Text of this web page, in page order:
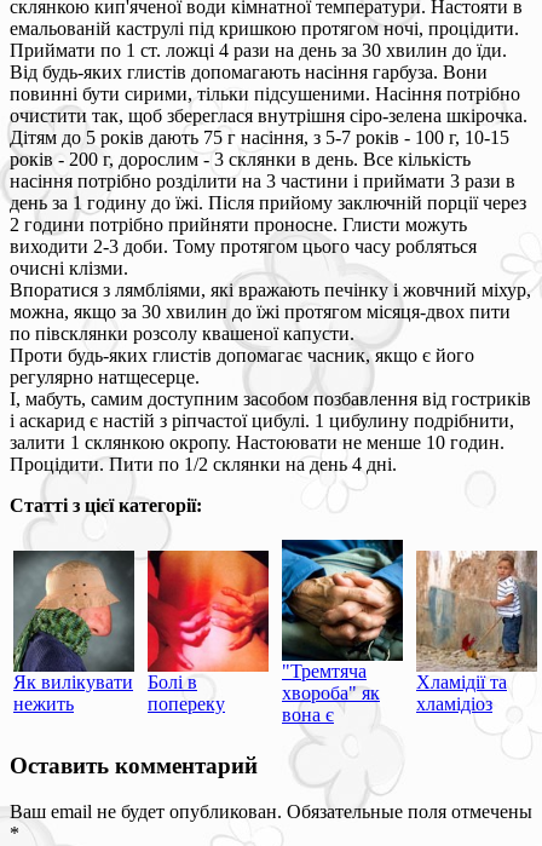
склянкою кип'яченої води кімнатної температури. Настояти в
емальованій каструлі під кришкою протягом ночі, процідити.
Приймати по 1 ст. ложці 4 рази на день за 30 хвилин до їди.
Від будь-яких глистів допомагають насіння гарбуза. Вони
повинні бути сирими, тільки підсушеними. Насіння потрібно
очистити так, щоб збереглася внутрішня сіро-зелена шкірочка.
Дітям до 5 років дають 75 г насіння, з 5-7 років - 100 г, 10-15
років - 200 г, дорослим - 3 склянки в день. Все кількість
насіння потрібно розділити на 3 частини і приймати 3 рази в
день за 1 годину до їжі. Після прийому заключній порції через
2 години потрібно прийняти проносне. Глисти можуть
виходити 2-3 доби. Тому протягом цього часу робляться
очисні клізми.
Впоратися з лямбліями, які вражають печінку і жовчний міхур,
можна, якщо за 30 хвилин до їжі протягом місяця-двох пити
по півсклянки розсолу квашеної капусти.
Проти будь-яких глистів допомагає часник, якщо є його
регулярно натщесерце.
І, мабуть, самим доступним засобом позбавлення від гостриків
і аскарид є настій з ріпчастої цибулі. 1 цибулину подрібнити,
залити 1 склянкою окропу. Настоювати не менше 10 годин.
Процідити. Пити по 1/2 склянки на день 4 дні.
Статті з цієї категорії:
Як вилікувати
нежить
Болі в
попереку
"Тремтяча
хвороба" як
вона є
Хламідії та
хламідіоз
Оставить комментарий
Ваш email не будет опубликован. Обязательные поля отмечены
*